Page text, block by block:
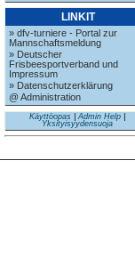
LINKIT
» dfv-turniere - Portal zur
Mannschaftsmeldung
» Deutscher
Frisbeesportverband und
Impressum
» Datenschutzerklärung
@ Administration
Käyttöopas Admin Help
Yksityisyydensuoja